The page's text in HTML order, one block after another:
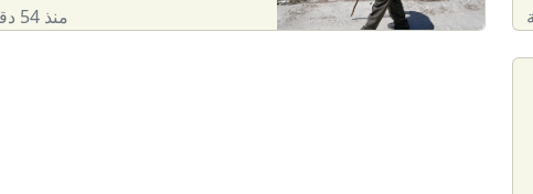
منذ 54 دقيقة